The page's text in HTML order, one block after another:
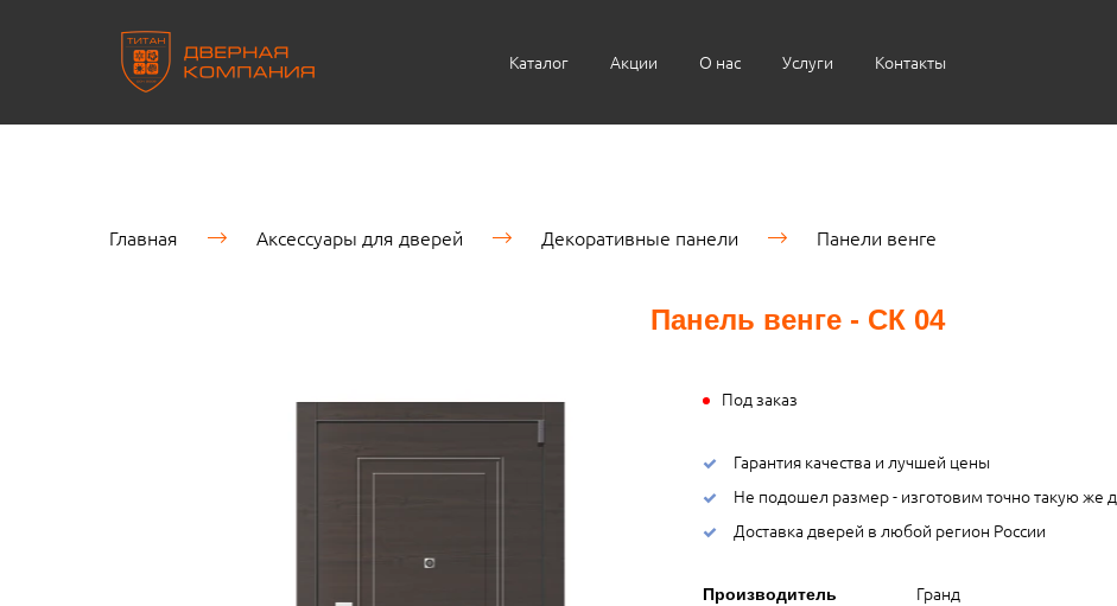
Каталог Акции О нас Услуги Контакты
Главная Аксессуары для дверей Декоративные панели Панели венге
Панель венге - СК 04
Под заказ
Гарантия качества и лучшей цены
Не подошел размер - изготовим точно такую же
Доставка дверей в любой регион России
Производитель Гранд